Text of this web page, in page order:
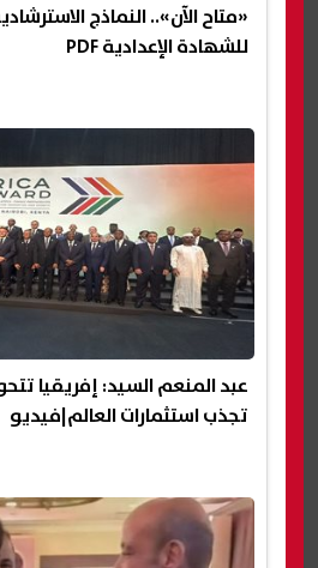
«متاح الآن».. النماذج
للشهادة الإعدادية PDF
عبد المنعم السيد: إفريقيا
تجذب استثمارات العالم|فيديو